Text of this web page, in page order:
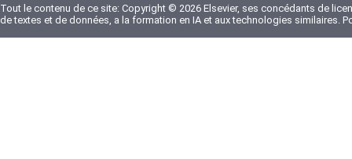
Tout le contenu de ce site: Copyright © 2026 Elsevier, ses concédants de
de textes et de données, a la formation en IA et aux technologies similaires.